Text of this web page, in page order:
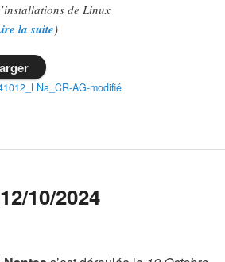
de Linux
la suite)
AG-modifié
10/2024